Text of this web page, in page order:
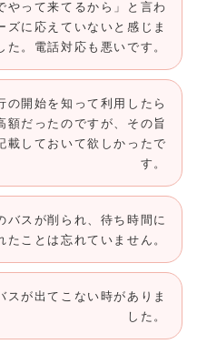
やって来てるから」と言わ
ズに応えていないと感じま
た。電話対応も悪いです。
の開始を知って利用したら
額だったのですが、その旨
載しておいて欲しかったで
す。
バスが削られ、待ち時間に
たことは忘れていません。
スが出てこない時がありま
した。